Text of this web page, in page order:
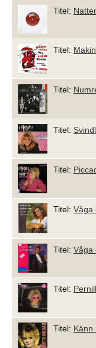
Titel:
Titel:
Titel:
Titel:
Titel:
Titel: Våga
Titel: Våga
Titel:
Titel: Känn